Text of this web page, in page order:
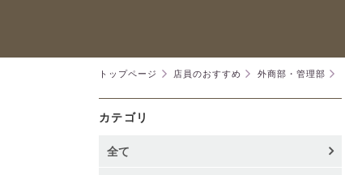
トップページ 店員のおすすめ 外商部・管理部
カテゴリ
全て